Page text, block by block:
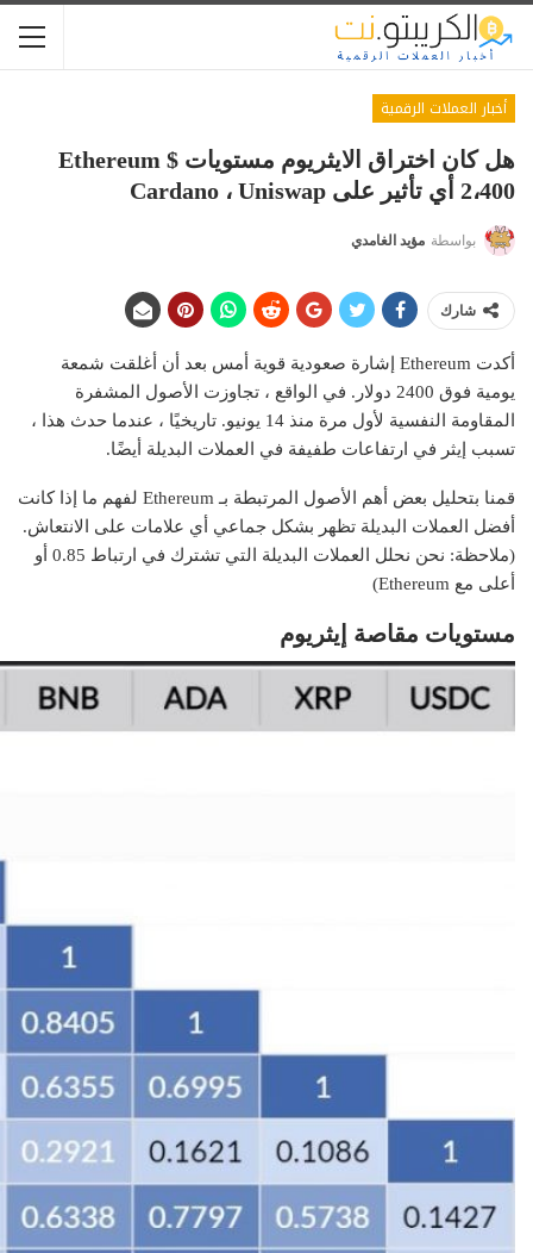
أخبار العملات الرقمية
هل كان اختراق الايثريوم مستويات Ethereum $
2،400 أي تأثير على Cardano ، Uniswap
بواسطة مؤيد الغامدي
شارك
أكدت Ethereum إشارة صعودية قوية أمس بعد أن أغلقت شمعة
يومية فوق 2400 دولار. في الواقع ، تجاوزت الأصول المشفرة
المقاومة النفسية لأول مرة منذ 14 يونيو. تاريخيًا ، عندما حدث هذا ،
تسبب إيثر في ارتفاعات طفيفة في العملات البديلة أيضًا.
قمنا بتحليل بعض أهم الأصول المرتبطة بـ Ethereum لفهم ما إذا كانت
أفضل العملات البديلة تظهر بشكل جماعي أي علامات على الانتعاش.
(ملاحظة: نحن نحلل العملات البديلة التي تشترك في ارتباط 0.85 أو
أعلى مع Ethereum)
مستويات مقاصة إيثريوم